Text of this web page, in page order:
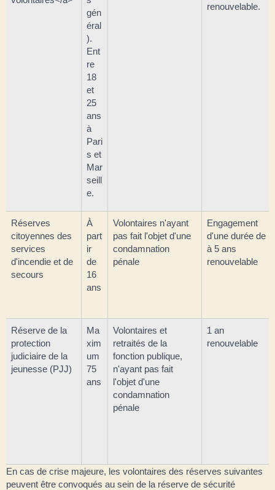
gén
éral
).
Ent
re
18
et
25
ans
à
Pari
s et
Mar
seill
e.
renouvelable.
Réserves
citoyennes des
services
d'incendie et de
secours
À
part
ir
de
16
ans
Volontaires n'ayant
pas fait l'objet d'une
condamnation
pénale
Engagement
d'une durée de 1
à 5 ans
renouvelable
Réserve de la
protection
judiciaire de la
jeunesse (PJJ)
Ma
xim
um
75
ans
Volontaires et
retraités de la
fonction publique,
n'ayant pas fait
l'objet d'une
condamnation
pénale
1 an
renouvelable
En cas de crise majeure, les volontaires des réserves suivantes
peuvent être convoqués au sein de la réserve de sécurité